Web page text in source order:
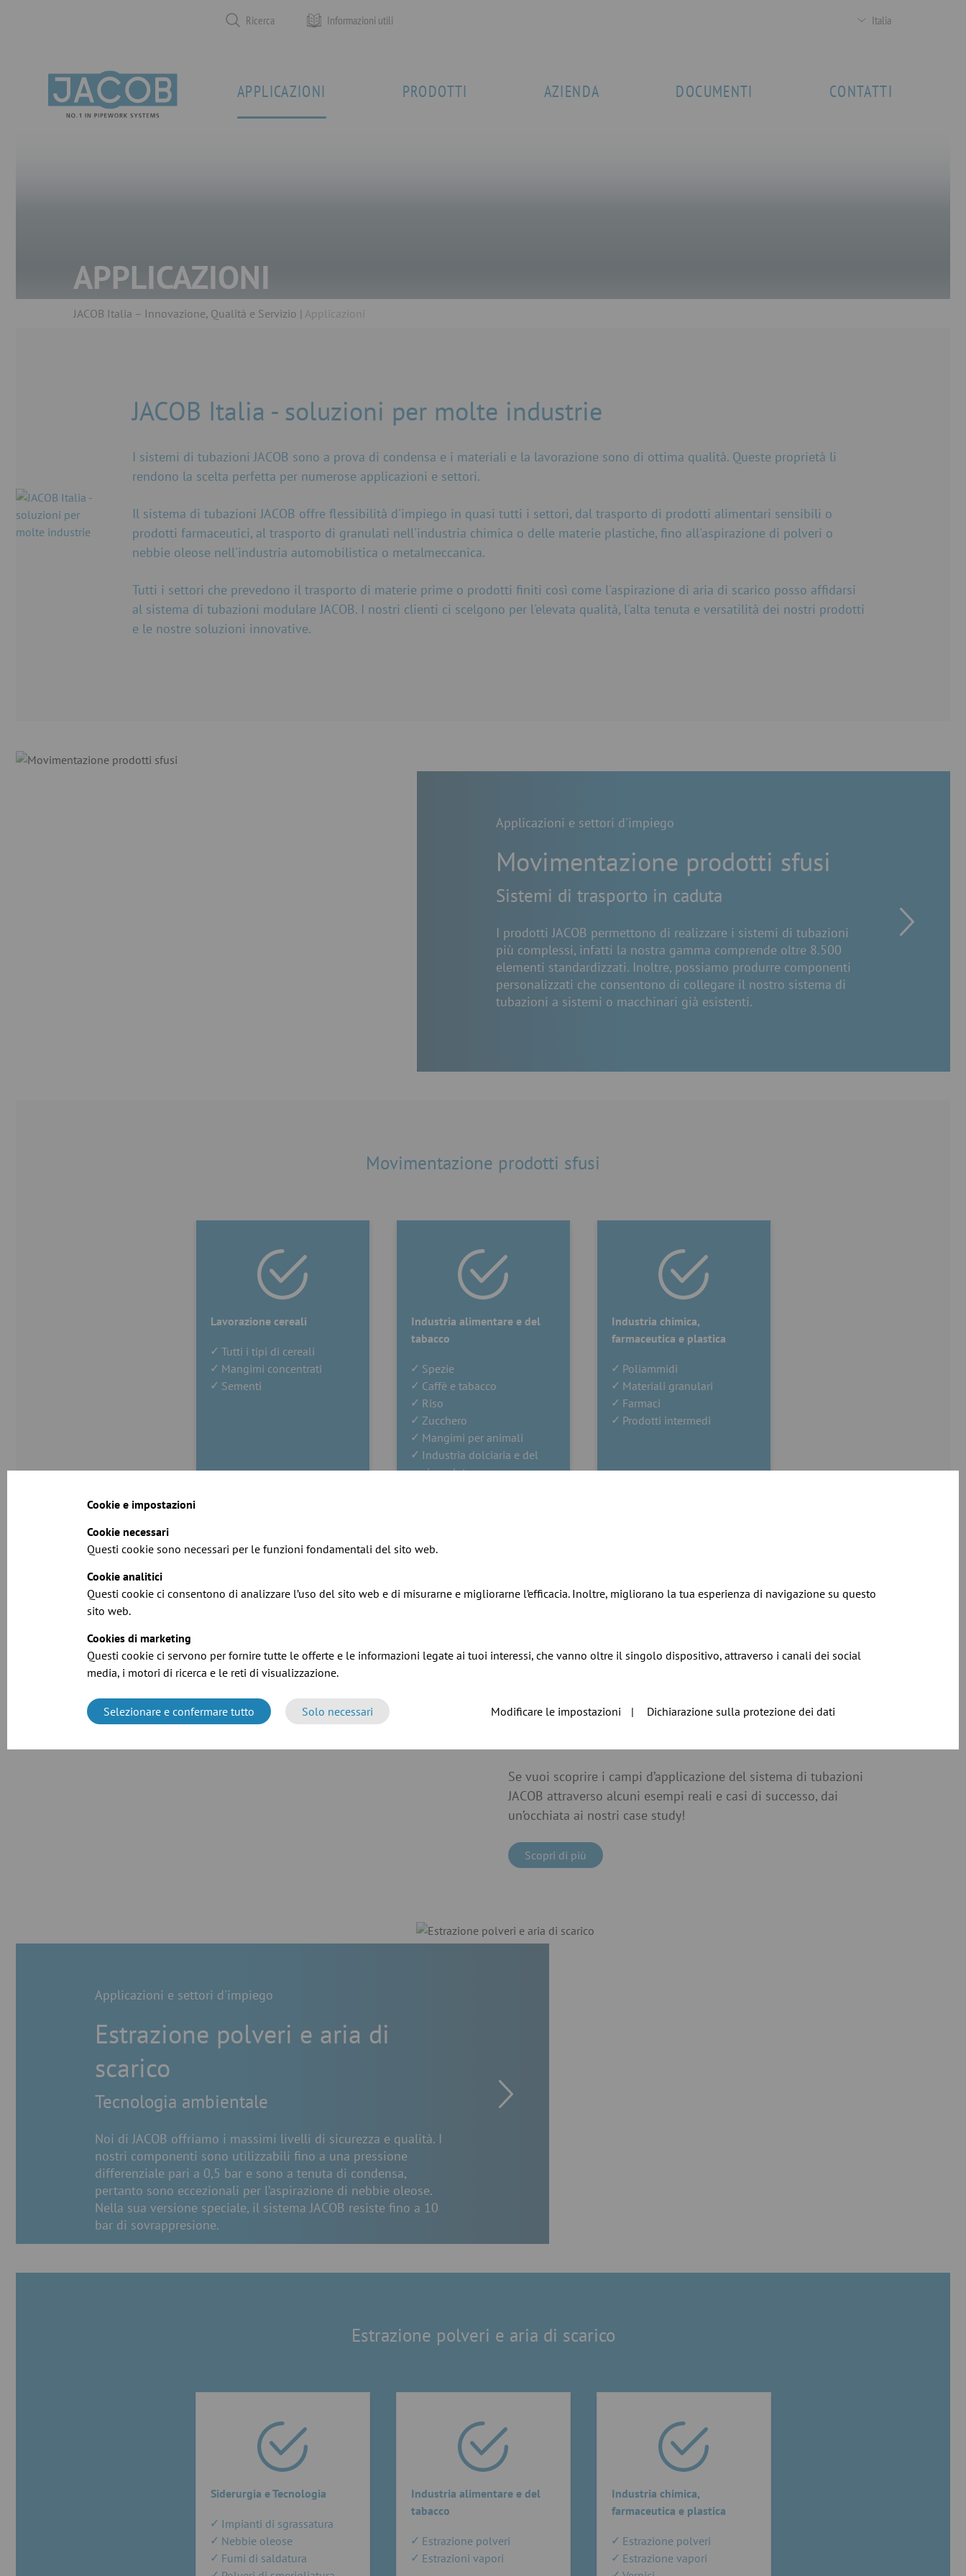
Cookie e impostazioni
Cookie necessari
Questi cookie sono necessari per le funzioni fondamentali del sito web.
Cookie analitici
Questi cookie ci consentono di analizzare l’uso del sito web e di misurarne e migliorarne l’efficacia. Inoltre, migliorano la tua esperienza di navigazione su questo
sito web.
Cookies di marketing
Questi cookie ci servono per fornire tutte le offerte e le informazioni legate ai tuoi interessi, che vanno oltre il singolo dispositivo, attraverso i canali dei social
media, i motori di ricerca e le reti di visualizzazione.
Selezionare e confermare tutto Solo necessari Modificare le impostazioni | Dichiarazione sulla protezione dei dati
Ricerca Informazioni utili Italia
APPLICAZIONI PRODOTTI AZIENDA DOCUMENTI CONTATTI
APPLICAZIONI
JACOB Italia – Innovazione, Qualità e Servizio Applicazioni
JACOB Italia - soluzioni per molte industrie
I sistemi di tubazioni JACOB sono a prova di condensa e i materiali e la lavorazione sono di ottima qualità. Queste proprietà li
rendono la scelta perfetta per numerose applicazioni e settori.
Il sistema di tubazioni JACOB offre flessibilità d'impiego in quasi tutti i settori, dal trasporto di prodotti alimentari sensibili o
prodotti farmaceutici, al trasporto di granulati nell'industria chimica o delle materie plastiche, fino all'aspirazione di polveri o
nebbie oleose nell'industria automobilistica o metalmeccanica.
Tutti i settori che prevedono il trasporto di materie prime o prodotti finiti così come l'aspirazione di aria di scarico posso affidarsi
al sistema di tubazioni modulare JACOB. I nostri clienti ci scelgono per l'elevata qualità, l'alta tenuta e versatilità dei nostri prodotti
e le nostre soluzioni innovative.
Applicazioni e settori d'impiego
Movimentazione prodotti sfusi
Sistemi di trasporto in caduta
I prodotti JACOB permettono di realizzare i sistemi di tubazioni
più complessi, infatti la nostra gamma comprende oltre 8.500
elementi standardizzati. Inoltre, possiamo produrre componenti
personalizzati che consentono di collegare il nostro sistema di
tubazioni a sistemi o macchinari già esistenti.
Movimentazione prodotti sfusi
Lavorazione cereali
Tutti i tipi di cereali
Mangimi concentrati
Sementi
Industria alimentare e del
tabacco
Spezie
Caffè e tabacco
Riso
Zucchero
Mangimi per animali
Industria dolciaria e del
cioccolato
Industria chimica,
farmaceutica e plastica
Poliammidi
Materiali granulari
Farmaci
Prodotti intermedi
Se vuoi scoprire i campi d’applicazione del sistema di tubazioni
JACOB attraverso alcuni esempi reali e casi di successo, dai
un’occhiata ai nostri case study!
Scopri di più
Applicazioni e settori d'impiego
Estrazione polveri e aria di
scarico
Tecnologia ambientale
Noi di JACOB offriamo i massimi livelli di sicurezza e qualità. I
nostri componenti sono utilizzabili fino a una pressione
differenziale pari a 0,5 bar e sono a tenuta di condensa,
pertanto sono eccezionali per l’aspirazione di nebbie oleose.
Nella sua versione speciale, il sistema JACOB resiste fino a 10
bar di sovrappresione.
Estrazione polveri e aria di scarico
Siderurgia e Tecnologia
Impianti di sgrassatura
Nebbie oleose
Fumi di saldatura
Industria alimentare e del
tabacco
Estrazione polveri
Estrazioni vapori
Industria chimica,
farmaceutica e plastica
Estrazione polveri
Estrazione vapori